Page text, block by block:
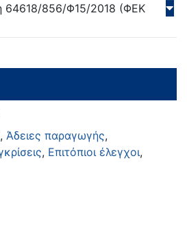
64618/856/Φ15/2018 (ΦΕΚ
, Άδειες παραγωγής,
, Επιτόπιοι έλεγχοι,